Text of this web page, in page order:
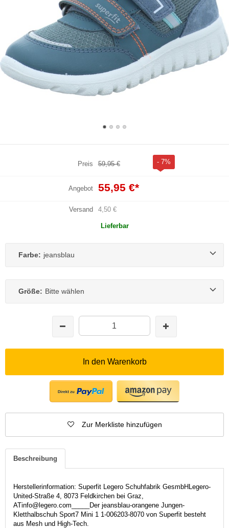
Preis 59,95 € - 7%
Angebot 55,95 €*
Versand 4,50 €
Lieferbar
Farbe: jeansblau
Größe: Bitte wählen
In den Warenkorb
Zur Merkliste hinzufügen
Beschreibung
Herstellerinformation: Superfit Legero Schuhfabrik GesmbHLegero-
United-Straße 4, 8073 Feldkirchen bei Graz,
ATinfo@legero.com_____Der jeansblau-orangene Jungen-
Kletthalbschuh Sport7 Mini 1 1-006203-8070 von Superfit besteht
aus Mesh und High-Tech.